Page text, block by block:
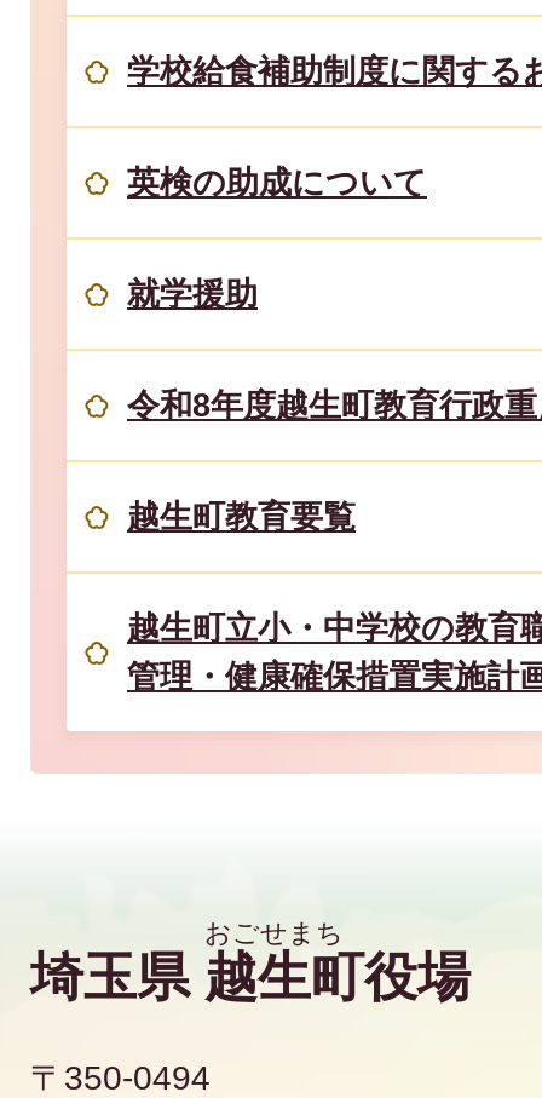
学校給食補助制度に関する
英検の助成について
就学援助
令和8年度越生町教育行政
越生町教育要覧
越生町立小・中学校の教育
管理・健康確保措置実施計
埼玉県 越生町役場
〒350-0494